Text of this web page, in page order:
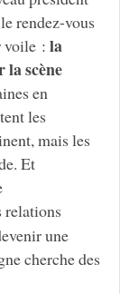
rendez-vous
voile : la
la scène
en
les
mais les
Et
relations
une
cherche des